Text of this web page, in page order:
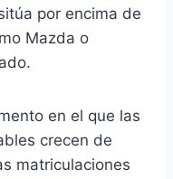
por encima de
Mazda o
en el que las
crecen de
matriculaciones